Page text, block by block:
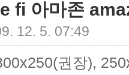
fi 아마존
12. 5. 07:49
권장),